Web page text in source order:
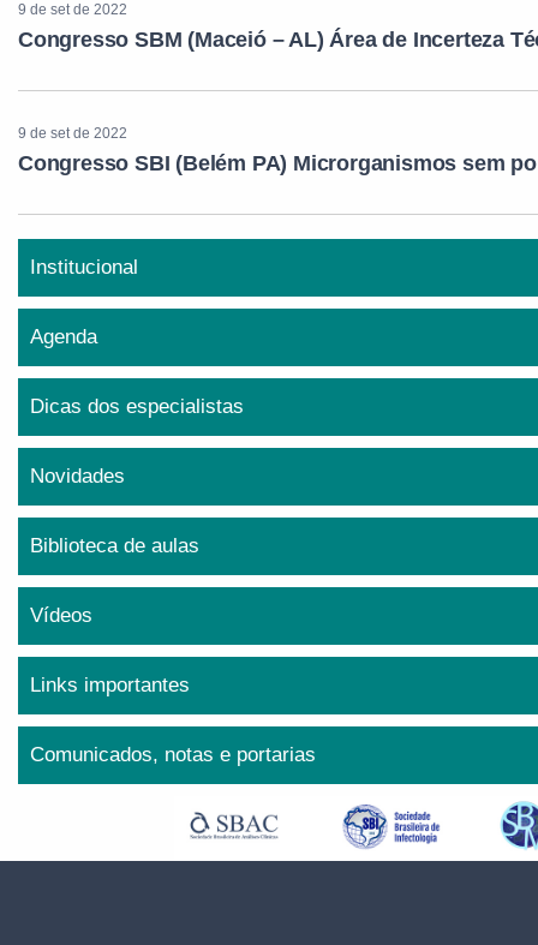
9 de set de 2022
Congresso SBM (Maceió – AL) Área de Incerteza
9 de set de 2022
Congresso SBI (Belém PA) Microrganismos sem
Institucional
Agenda
Dicas dos especialistas
Novidades
Biblioteca de aulas
Vídeos
Links importantes
Comunicados, notas e portarias